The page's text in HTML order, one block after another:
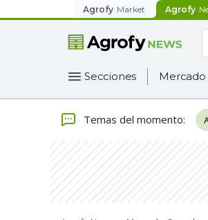
Agrofy Market Agrofy
Secciones Mercado
Temas del momento: